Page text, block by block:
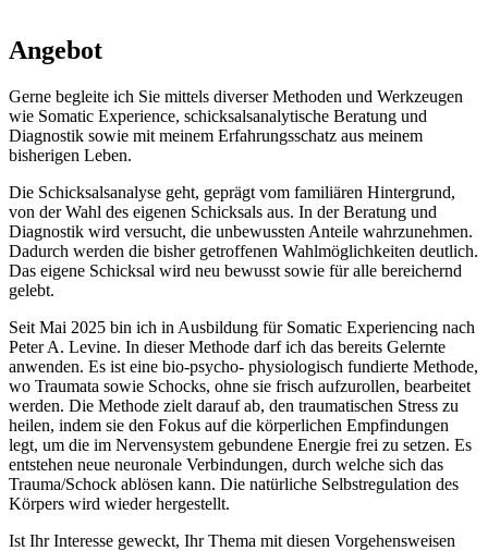
Angebot
Gerne begleite ich Sie mittels diverser Methoden und Werkzeugen
wie Somatic Experience, schicksalsanalytische Beratung und
Diagnostik sowie mit meinem Erfahrungsschatz aus meinem
bisherigen Leben.
Die Schicksalsanalyse geht, geprägt vom familiären Hintergrund,
von der Wahl des eigenen Schicksals aus. In der Beratung und
Diagnostik wird versucht, die unbewussten Anteile wahrzunehmen.
Dadurch werden die bisher getroffenen Wahlmöglichkeiten deutlich.
Das eigene Schicksal wird neu bewusst sowie für alle bereichernd
gelebt.
Seit Mai 2025 bin ich in Ausbildung für Somatic Experiencing nach
Peter A. Levine. In dieser Methode darf ich das bereits Gelernte
anwenden. Es ist eine bio-psycho- physiologisch fundierte Methode,
wo Traumata sowie Schocks, ohne sie frisch aufzurollen, bearbeitet
werden. Die Methode zielt darauf ab, den traumatischen Stress zu
heilen, indem sie den Fokus auf die körperlichen Empfindungen
legt, um die im Nervensystem gebundene Energie frei zu setzen. Es
entstehen neue neuronale Verbindungen, durch welche sich das
Trauma/Schock ablösen kann. Die natürliche Selbstregulation des
Körpers wird wieder hergestellt.
Ist Ihr Interesse geweckt, Ihr Thema mit diesen Vorgehensweisen